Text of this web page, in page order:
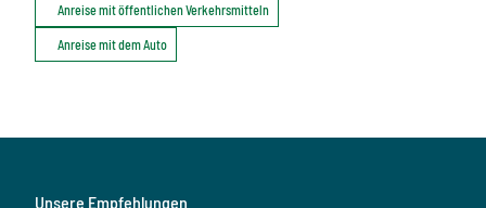
Anreise mit öffentlichen Verkehrsmitteln
Anreise mit dem Auto
Unsere Empfehlungen